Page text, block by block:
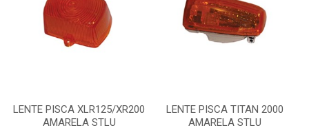
LENTE PISCA XLR125/XR200
AMARELA STLU
LENTE PISCA TITAN 2000
AMARELA STLU